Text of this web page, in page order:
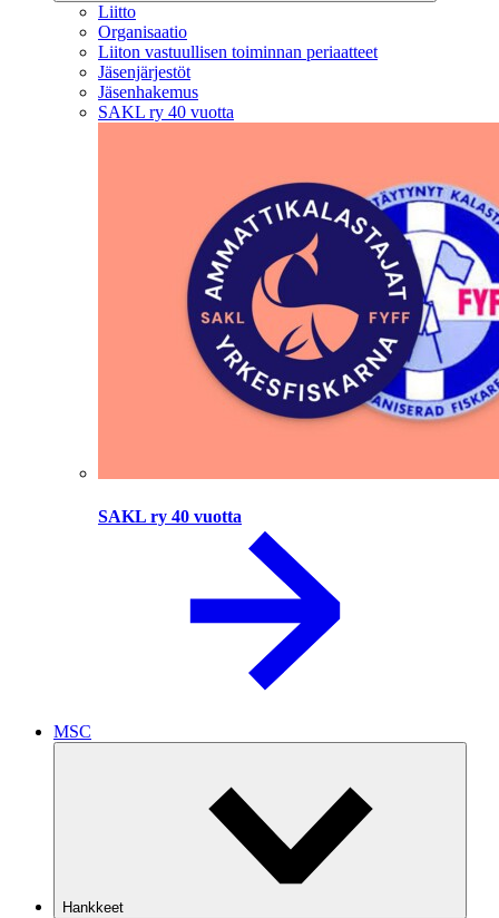
Liitto
Organisaatio
Liiton vastuullisen toiminnan periaatteet
Jäsenjärjestöt
Jäsenhakemus
SAKL ry 40 vuotta
SAKL ry 40 vuotta
MSC
Hankkeet